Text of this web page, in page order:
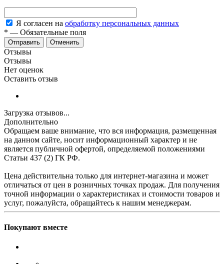
Я согласен на обработку персональных данных
* — Обязательные поля
Отменить
Отзывы
Отзывы
Нет оценок
Оставить отзыв
Загрузка отзывов...
Дополнительно
Обращаем ваше внимание, что вся информация, размещенная
на данном сайте, носит информационный характер и не
является публичной офертой, определяемой положениями
Статьи 437 (2) ГК РФ.
Цена действительна только для интернет-магазина и может
отличаться от цен в розничных точках продаж. Для получения
точной информации о характеристиках и стоимости товаров и
услуг, пожалуйста, обращайтесь к нашим менеджерам.
Покупают вместе